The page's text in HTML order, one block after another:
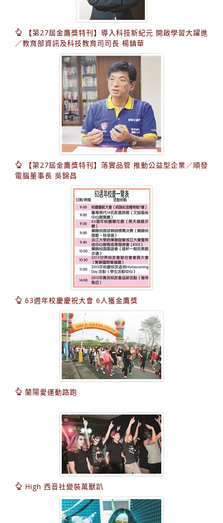
【第27屆金鷹獎特刊】導入科技新紀元 開啟學習大躍進
／教育部資訊及科技教育司司長 楊鎮華
【第27屆金鷹獎特刊】落實品管 推動公益型企業／順發
電腦董事長 吳錦昌
63週年校慶慶祝大會 6人獲金鷹獎
蘭陽愛運動路跑
High 西音社變裝萬獸趴